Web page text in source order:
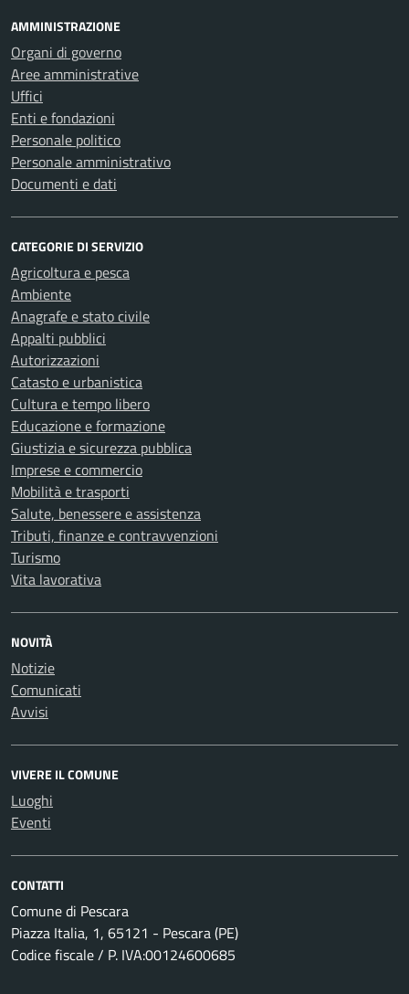
AMMINISTRAZIONE
Organi di governo
Aree amministrative
Uffici
Enti e fondazioni
Personale politico
Personale amministrativo
Documenti e dati
CATEGORIE DI SERVIZIO
Agricoltura e pesca
Ambiente
Anagrafe e stato civile
Appalti pubblici
Autorizzazioni
Catasto e urbanistica
Cultura e tempo libero
Educazione e formazione
Giustizia e sicurezza pubblica
Imprese e commercio
Mobilità e trasporti
Salute, benessere e assistenza
Tributi, finanze e contravvenzioni
Turismo
Vita lavorativa
NOVITÀ
Notizie
Comunicati
Avvisi
VIVERE IL COMUNE
Luoghi
Eventi
CONTATTI
Comune di Pescara
Piazza Italia, 1, 65121 - Pescara (PE)
Codice fiscale / P. IVA:00124600685